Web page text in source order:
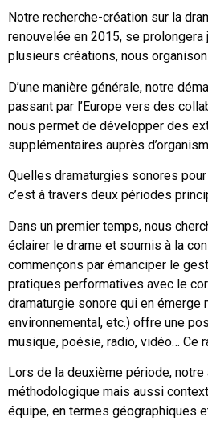
Notre recherche-création sur la
renouvelée en 2015, se
plusieurs créations, nous
D’une manière générale, notre
passant par l’Europe vers des
nous permet de développer des
supplémentaires auprès
Quelles dramaturgies sonores
c’est à travers deux périodes
Dans un premier temps, nous
éclairer le drame et soumis à la
commençons par émanciper le
pratiques performatives avec le
dramaturgie sonore qui en émerge
environnemental, etc.) offre une
musique, poésie, radio, vidéo… Ce
Lors de la deuxième période,
méthodologique mais aussi
équipe, en termes géographiques